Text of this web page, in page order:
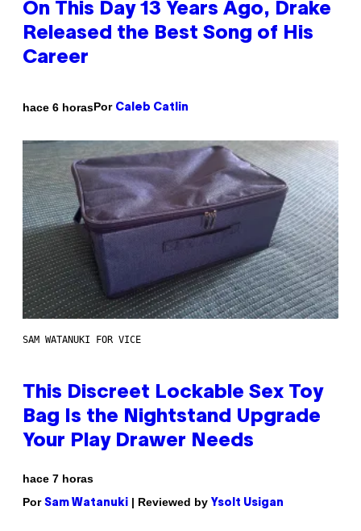
On This Day 13 Years Ago, Drake
Released the Best Song of His
Career
hace 6 horasPor Caleb Catlin
SAM WATANUKI FOR VICE
This Discreet Lockable Sex Toy
Bag Is the Nightstand Upgrade
Your Play Drawer Needs
hace 7 horas
Por Sam Watanuki | Reviewed by Ysolt Usigan